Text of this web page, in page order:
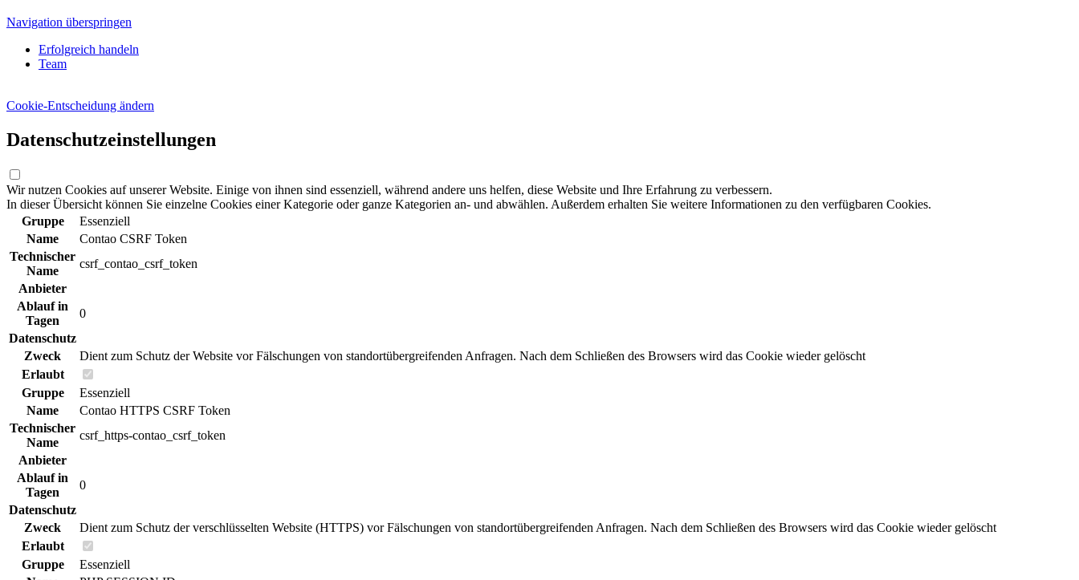
Navigation überspringen
Erfolgreich handeln
Team
Cookie-Entscheidung ändern
Datenschutzeinstellungen
Wir nutzen Cookies auf unserer Website. Einige von ihnen sind essenziell, während andere uns helfen, diese Website und Ihre Erfahrung zu verbessern.
In dieser Übersicht können Sie einzelne Cookies einer Kategorie oder ganze Kategorien an- und abwählen. Außerdem erhalten Sie weitere Informationen zu den verfügbaren Cookies.
Gruppe
Essenziell
Name
Contao CSRF Token
Technischer
Name
csrf_contao_csrf_token
Anbieter
Ablauf in
Tagen
0
Datenschutz
Zweck
Dient zum Schutz der Website vor Fälschungen von standortübergreifenden Anfragen. Nach dem Schließen des Browsers wird das Cookie wieder gelöscht
Erlaubt
Gruppe
Essenziell
Name
Contao HTTPS CSRF Token
Technischer
Name
csrf_https-contao_csrf_token
Anbieter
Ablauf in
Tagen
0
Datenschutz
Zweck
Dient zum Schutz der verschlüsselten Website (HTTPS) vor Fälschungen von standortübergreifenden Anfragen. Nach dem Schließen des Browsers wird das Cookie wieder gelöscht
Erlaubt
Gruppe
Essenziell